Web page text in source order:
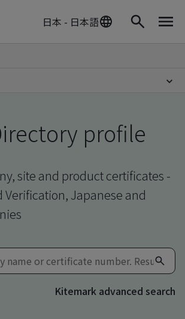
日本 - 日本語
profile
site and product certificates -
Verification, Japanese and
Kitemark advanced search